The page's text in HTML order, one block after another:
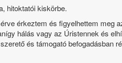
hitoktatói kiskörbe.
érkeztem és figyelhettem meg
hálás vagy az Úristennek és
és támogató befogadásban